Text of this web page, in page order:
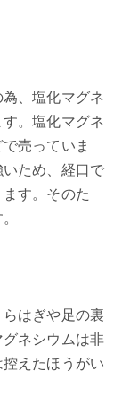
、塩化マグネ
。塩化マグネ
売っていま
ため、経口で
す。そのた
はぎや足の裏
ネシウムは非
えたほうがい